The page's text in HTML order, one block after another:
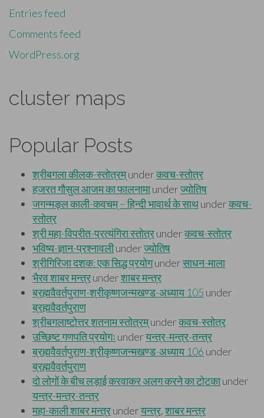
Entries feed
Comments feed
WordPress.org
cluster maps
Popular Posts